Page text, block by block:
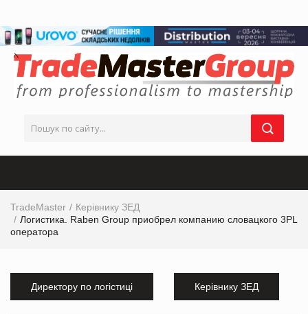
TradeMaster
Керівнику ЗЕД
Логистика. Raben Group приобрел компанию словацкого 3PL
оператора
Директору по логістиці Керівнику ЗЕД